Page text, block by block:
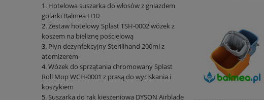
Hotelowa suszarka do włosów z gniazdem
golarki Balmea H10
Zestaw hotelowy Splast TSH-0002 wózek z
koszem na bieliznę pościelową
Płyn dezynfekcyjny Sterillhand 200ml z
atomizerem
Wózek do sprzątania chromowany Splast
Roll Mop WCH-0001 z prasą do wyciskania i
koszykiem
Suszarka do rąk kieszeniowa DYSON Airblade